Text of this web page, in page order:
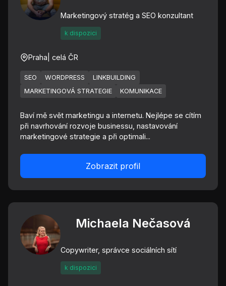
Marketingový stratég a SEO konzultant
k dispozici
Praha | celá ČR
SEO WORDPRESS
LINKBUILDING
MARKETINGOVÁ STRATEGIE
KOMUNIKACE
Baví mě svět marketingu a internetu. Nejlépe se cítím
při navrhování rozvoje businessu, nastavování
marketingové strategie a při optimali...
Zobrazit profil
Michaela Nečasová
Copywriter, správce sociálních sítí
k dispozici